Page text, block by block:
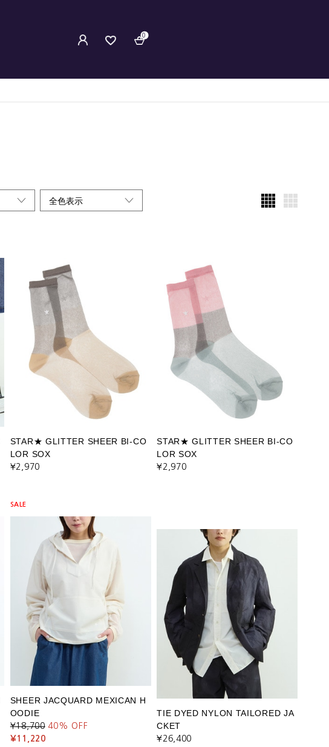
0
全色表示
STAR★ GLITTER SHEER BI-CO
LOR SOX
¥2,970
STAR★ GLITTER SHEER BI-CO
LOR SOX
¥2,970
SALE
SHEER JACQUARD MEXICAN H
OODIE
¥18,700 40 % OFF
¥11,220
TIE DYED NYLON TAILORED JA
CKET
¥26,400